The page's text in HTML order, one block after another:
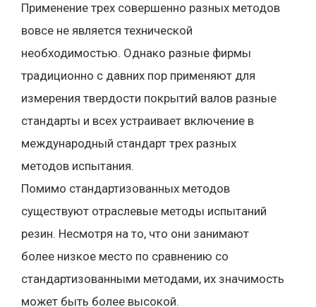
Применение трех совершенно разных методов
вовсе не является технической
необходимостью. Однако разные фирмы
традиционно с давних пор применяют для
измерения твердости покрытий валов разные
стандарты и всех устраивает включение в
международный стандарт трех разных
методов испытания.
Помимо стандартизованных методов
существуют отраслевые методы испытаний
резин. Несмотря на то, что они занимают
более низкое место по сравнению со
стандартизованными методами, их значимость
может быть более высокой.